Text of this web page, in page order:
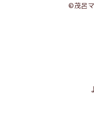
©茂呂